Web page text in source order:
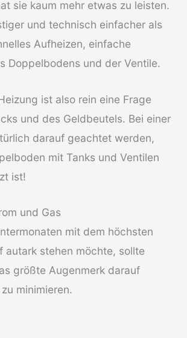
sie kaum mehr etwas zu leisten.
und technisch einfacher als
Aufheizen, einfache
Doppelbodens und der Ventile.
ist also rein eine Frage
und des Geldbeutels. Bei einer
darauf geachtet werden,
mit Tanks und Ventilen
ist!
und Gas
mit dem höchsten
autark stehen möchte, sollte
größte Augenmerk darauf
minimieren.